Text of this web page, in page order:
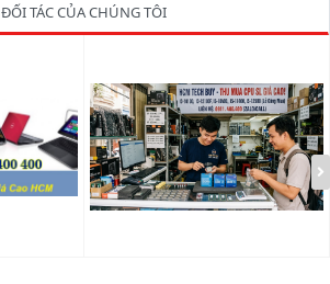
ĐỐI TÁC CỦA CHÚNG TÔI